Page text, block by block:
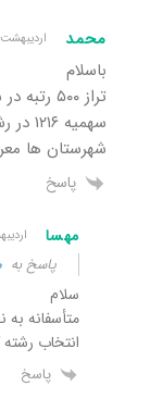
محمد اردیبهشت ۲۰, ۱۳۹۷ ۵:۰۹ ب٫ظ
باسلام
شهرستان ها
پاسخ
مهسا اردیبهشت ۲۲,
پاسخ به
سلام
متأسفانه به
انتخاب رشته
پاسخ